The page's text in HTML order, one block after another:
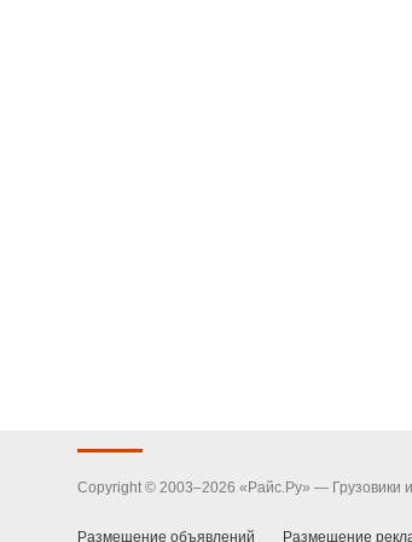
Copyright © 2003–2026 «Райс.Ру» — Грузовики и
Размещение объявлений Размещение